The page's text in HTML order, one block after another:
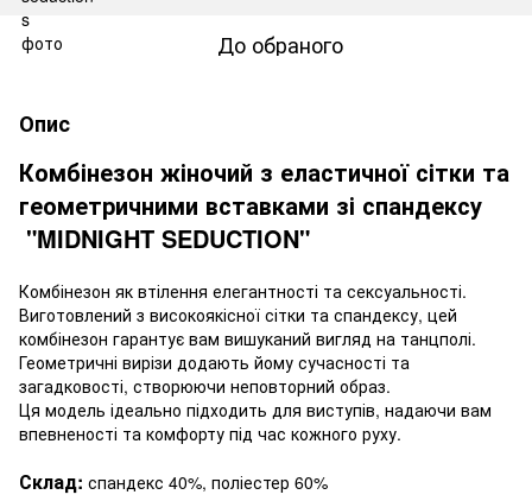
До обраного
Опис
Комбінезон жіночий з еластичної сітки та
геометричними вставками зі спандексу
"MIDNIGHT SEDUCTION"
Комбінезон як втілення елегантності та сексуальності.
Виготовлений з високоякісної сітки та спандексу, цей
комбінезон гарантує вам вишуканий вигляд на танцполі.
Геометричні вирізи додають йому сучасності та
загадковості, створюючи неповторний образ.
Ця модель ідеально підходить для виступів, надаючи вам
впевненості та комфорту під час кожного руху.
Склад: спандекс 40%, поліестер 60%